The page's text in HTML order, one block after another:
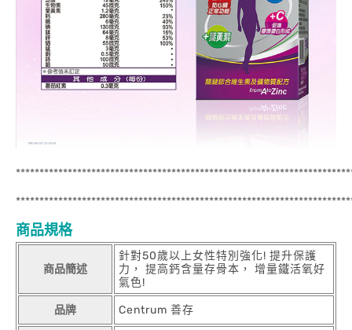
商品規格
商品簡述
針對50歲以上女性特別強化! 提升保護
力， 提高鈣含量存骨本， 增量鐵活氧好
氣色!
品牌 Centrum 善存